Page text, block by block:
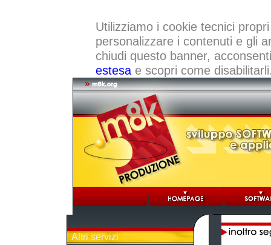
Utilizziamo i cookie tecnici
personalizzare i contenuti e gli
chiudi questo banner,
estesae scopri come
Altri servizi